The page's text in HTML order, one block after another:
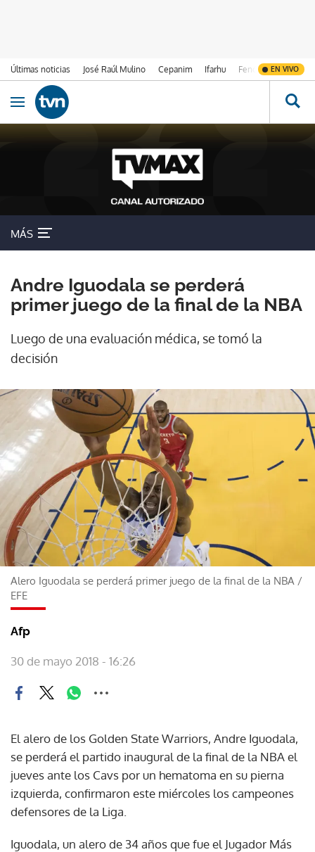
Últimas noticias José Raúl Mulino Cepanim Ifarhu Fenómeno de El
EN VIVO
Ir al contenido
Obrir navegació
MÁS
Andre Iguodala se perderá
primer juego de la final de la NBA
Luego de una evaluación médica, se tomó la
decisión
Alero Iguodala se perderá primer juego de la final de la NBA /
EFE
Afp
30 de mayo 2018 - 16:26
El alero de los Golden State Warriors, Andre Iguodala,
se perderá el partido inaugural de la final de la NBA el
jueves ante los Cavs por un hematoma en su pierna
izquierda, confirmaron este miércoles los campeones
defensores de la Liga.
Iguodala, un alero de 34 años que fue el Jugador Más